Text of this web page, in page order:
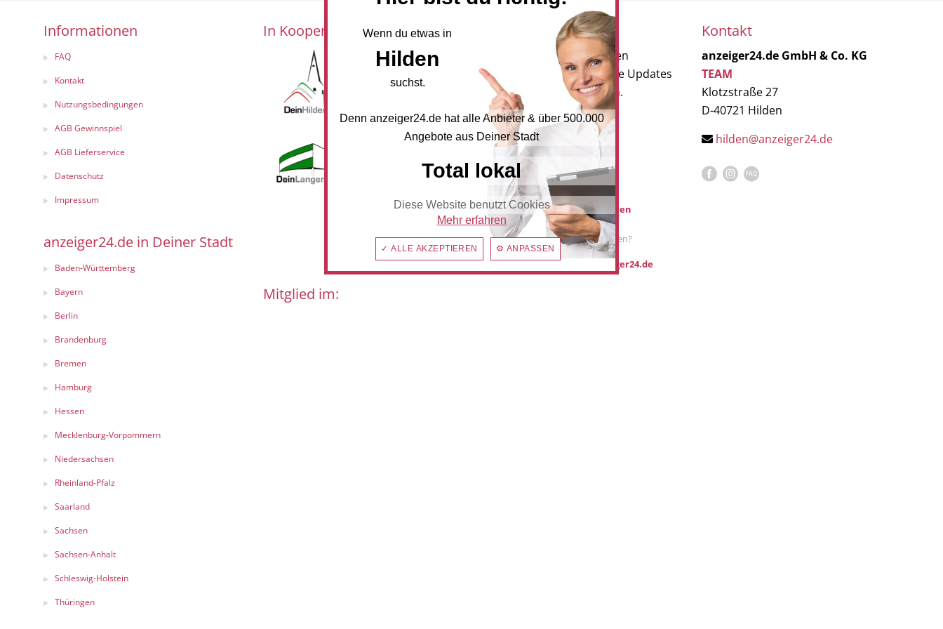
Informationen
FAQ
Kontakt
Nutzungsbedingungen
AGB Gewinnspiel
AGB Lieferservice
Datenschutz
Impressum
anzeiger24.de in Deiner Stadt
Baden-Württemberg
Bayern
Berlin
Brandenburg
Bremen
Hamburg
Hessen
Mecklenburg-Vorpommern
Niedersachsen
Rheinland-Pfalz
Saarland
Sachsen
Sachsen-Anhalt
Schleswig-Holstein
Thüringen
In Kooperation mit:
Mitglied im:
Melden Sie sich für unseren
Newsletter an, um neueste Updates
und Angebote zu erhalten.
NEWSLETTER BESTELLEN
Mediadaten
Werbung buchen
Sie möchten auf
anzeiger24.de
Werbung schalten?
hilden@anzeiger24.de
Kontakt
anzeiger24.de GmbH & Co. KG
TEAM
Klotzstraße 27
D-40721 Hilden
hilden@anzeiger24.de
Wenn du etwas in
Hilden
suchst.
Denn anzeiger24.de hat alle Anbieter & über 500.000
Angebote aus Deiner Stadt
Total lokal
Diese Website benutzt Cookies
Mehr erfahren
✓ ALLE AKZEPTIEREN ⚙ ANPASSEN